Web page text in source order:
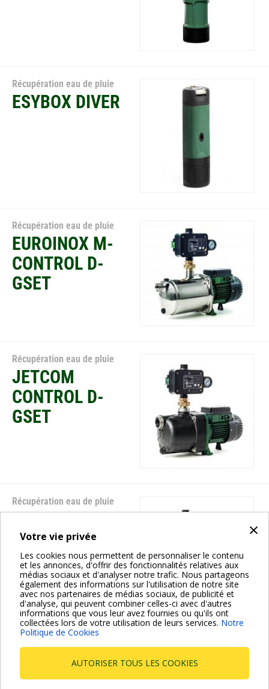
×
Votre vie privée
Les cookies nous permettent de personnaliser le contenu
et les annonces, d'offrir des fonctionnalités relatives aux
médias sociaux et d'analyser notre trafic. Nous partageons
également des informations sur l'utilisation de notre site
avec nos partenaires de médias sociaux, de publicité et
d'analyse, qui peuvent combiner celles-ci avec d'autres
informations que vous leur avez fournies ou qu'ils ont
collectées lors de votre utilisation de leurs services. Notre
Politique de Cookies
AUTORISER TOUS LES COOKIES
Récupération eau de pluie
ESYBOX DIVER
Récupération eau de pluie
EUROINOX M-
CONTROL D-
GSET
Récupération eau de pluie
JETCOM
CONTROL D-
GSET
Récupération eau de pluie
JET-JETINOX
CONTROL D-SET
Pagination
Page
actuelle
1 Page
2 Page
3
Page
suivante
››